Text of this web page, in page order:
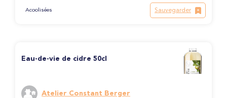
Acoolisées Sauvegarder
Eau-de-vie de cidre 50cl
Atelier Constant Berger